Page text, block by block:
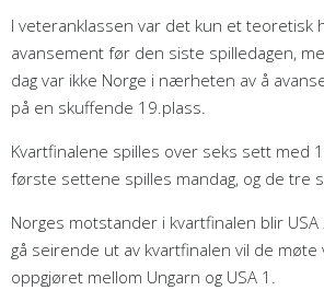
I veteranklassen var det kun et teoretisk
avansement før den siste spilledagen,
dag var ikke Norge i nærheten av å
på en skuffende 19.plass.
Kvartfinalene spilles over seks sett med
første settene spilles mandag, og de tre
Norges motstander i kvartfinalen blir
gå seirende ut av kvartfinalen vil de møte
oppgjøret mellom Ungarn og USA 1.